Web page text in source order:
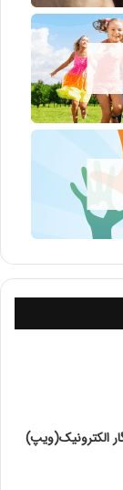
الکترونیک(ویپ)